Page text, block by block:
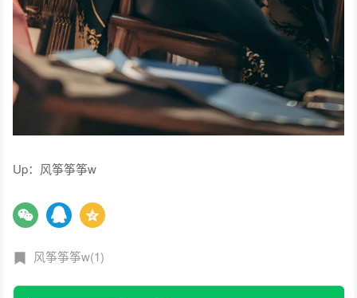
Up：风筝筝筝w
风筝筝筝w(1)